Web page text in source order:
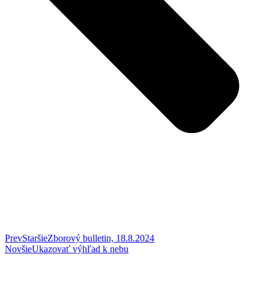
PrevStaršieZborový bulletin, 18.8.2024
NovšieUkazovať výhľad k nebu